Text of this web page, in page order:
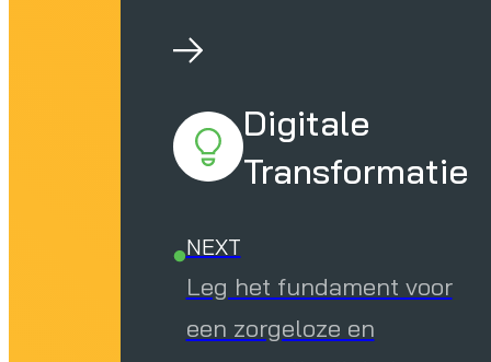
Digitale
Transformatie
NEXT
Leg het fundament voor
een zorgeloze en